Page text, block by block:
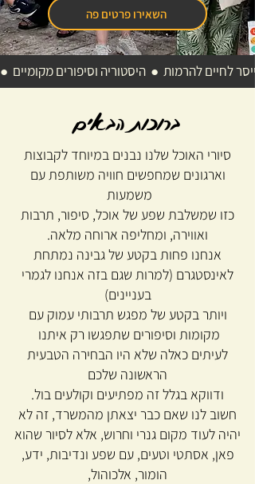
השאירו פרטים פה
לחיים להרמות  ●  היסטוריה וסיפורים מקומיים  ●
ברוכות הבאים
סיורי האוכל שלנו נבנים במיוחד לקבוצות
וארגונים שמחפשים חוויה משותפת עם
משמעות
כזו שמשלבת שפע של אוכל, סיפור, תרבות
ואווירה, ומחליפה ארוחה מלאה.
אנחנו פחות בקטע של גבינה נמתחת
לאינסטגרם (למרות שגם בזה אנחנו לגמרי
בעניינים)
ויותר בקטע של מפגש תרבותי עמוק עם
מקומות וסיפורים שתפגשו רק איתנו
לעיתים כאלה שלא היו הבחירה הטבעית
הראשונה שלכם
ודווקא בגלל זה מפתיעים וקולעים בול.
חשוב לנו שאם כבר יצאתן מהמשרד, זה לא
יהיה לעוד מקום גנרי וחרוש, אלא לסיור שהוא
פאן, אסתטי וטעים, עם שפע ונדיבות, ידע,
הומור, אלכוהול,